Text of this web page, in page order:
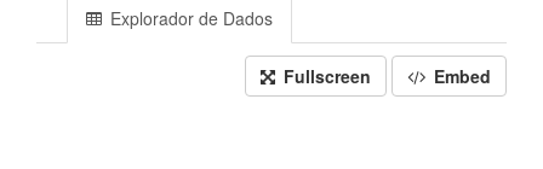
Explorador de Dados
Fullscreen Embed